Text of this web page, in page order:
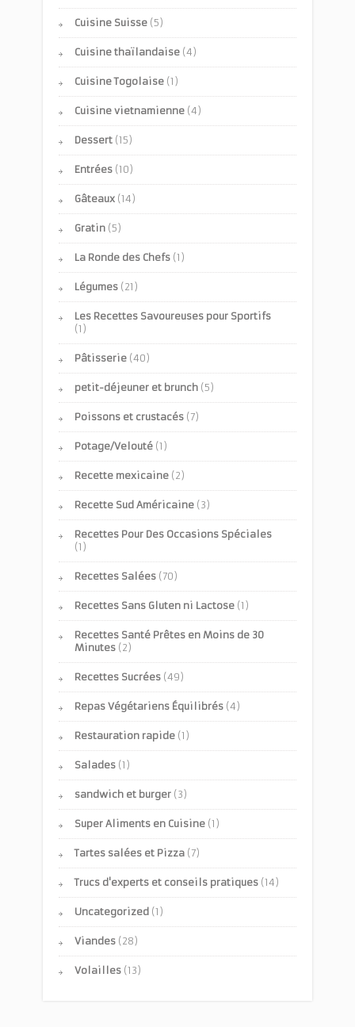
Cuisine Suisse (5)
Cuisine thaïlandaise (4)
Cuisine Togolaise (1)
Cuisine vietnamienne (4)
Dessert (15)
Entrées (10)
Gâteaux (14)
Gratin (5)
La Ronde des Chefs (1)
Légumes (21)
Les Recettes Savoureuses pour Sportifs
(1)
Pâtisserie (40)
petit-déjeuner et brunch (5)
Poissons et crustacés (7)
Potage/Velouté (1)
Recette mexicaine (2)
Recette Sud Américaine (3)
Recettes Pour Des Occasions Spéciales
(1)
Recettes Salées (70)
Recettes Sans Gluten ni Lactose (1)
Recettes Santé Prêtes en Moins de 30
Minutes (2)
Recettes Sucrées (49)
Repas Végétariens Équilibrés (4)
Restauration rapide (1)
Salades (1)
sandwich et burger (3)
Super Aliments en Cuisine (1)
Tartes salées et Pizza (7)
Trucs d'experts et conseils pratiques (14)
Uncategorized (1)
Viandes (28)
Volailles (13)